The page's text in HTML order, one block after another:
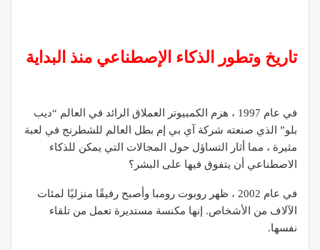
تاريخ وتطور الذكاء الإصطناعي منذ البداية
في عام 1997 ، هزم الكمبيوتر العملاق الرائد في العالم “ديب
بلو” الذي صنعته شركة آي بي إم بطل العالم للشطرنج في لعبة
مثيرة ، مما أثار التساؤل حول المجالات التي يمكن للذكاء
الاصطناعي أن يتفوق فيها على البشر؟
في عام 2002 ، ظهر روبوت رومبا وأصبح رفيقًا منزليًا لمئات
الآلاف من الأشخاص. إنها مكنسة مستديرة تعمل من تلقاء
نفسها.